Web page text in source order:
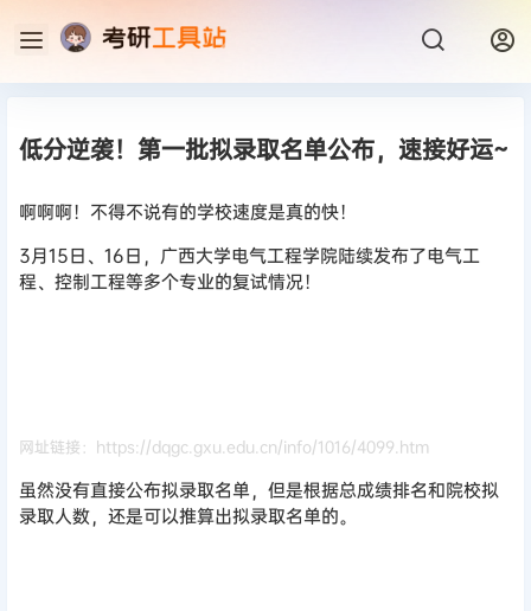
低分逆袭！第一批拟录取名单公布，速接好运~
啊啊啊！不得不说有的学校速度是真的快！
3月15日、16日，广西大学电气工程学院陆续发布了电气工
程、控制工程等多个专业的复试情况！
网址链接：https://dqgc.gxu.edu.cn/info/1016/4099.htm
虽然没有直接公布拟录取名单，但是根据总成绩排名和院校拟
录取人数，还是可以推算出拟录取名单的。